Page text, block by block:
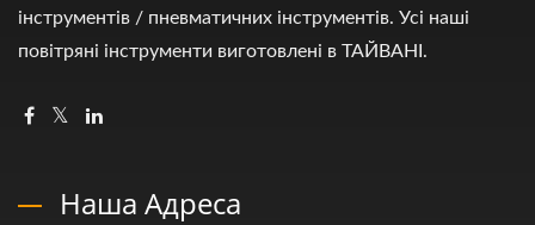
інструментів / пневматичних інструментів. Усі наші
повітряні інструменти виготовлені в ТАЙВАНІ.
Наша Адреса